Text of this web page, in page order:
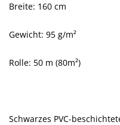
Breite: 160 cm
Gewicht: 95 g/m²
Rolle: 50 m (80m²)
Schwarzes PVC-